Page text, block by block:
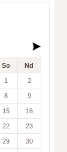
So Nd
1 2
8 9
15 16
22 23
29 30